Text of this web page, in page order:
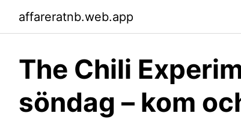
affareratnb.web.app
The Chili
söndag – kom